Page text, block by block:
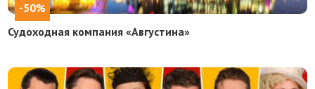
-50%
Судоходная компания «Августина»